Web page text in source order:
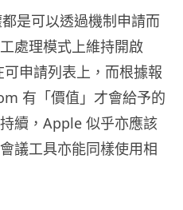
是可以透過機制申請而
處理模式上維持開啟
申請列表上，而根據報
有「價值」才會給予的
續，Apple 似乎亦應該
議工具亦能同樣使用相